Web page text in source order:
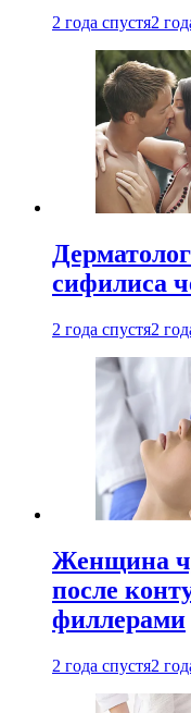
2 года спустя2
сифилиса
2 года спустя2
Женщина
после
филлерами
2 года спустя2